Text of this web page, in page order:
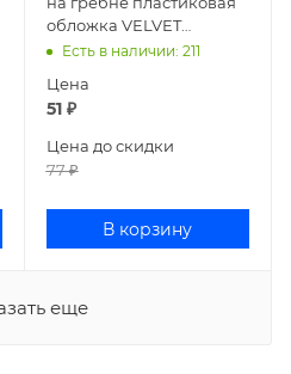
обложка VELVET
зеленый
Есть в наличии: 211
Цена
51₽
Цена до скидки
77₽
В корзину
еще